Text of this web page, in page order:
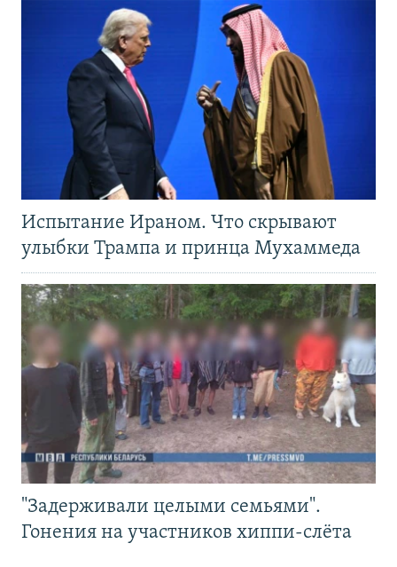
Испытание Ираном. Что скрывают
улыбки Трампа и принца Мухаммеда
"Задерживали целыми семьями".
Гонения на участников хиппи-слёта